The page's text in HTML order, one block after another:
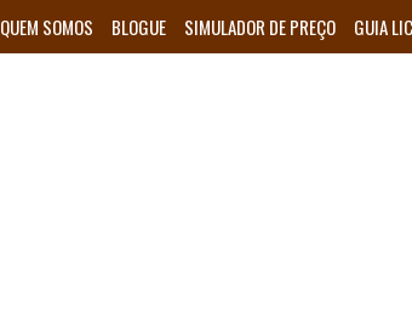
QUEM SOMOS BLOGUE SIMULADOR DE PREÇO GUIA